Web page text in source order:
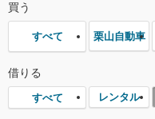
買う
すべて 栗山自動車
借りる
すべて レンタル